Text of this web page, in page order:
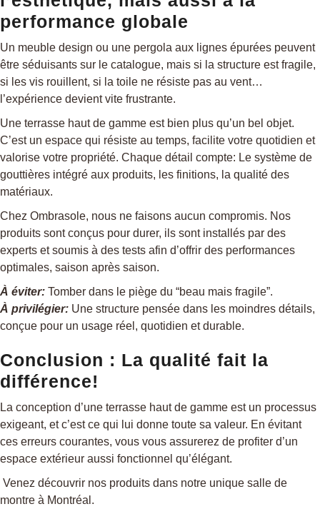
performance globale
Un meuble design ou une pergola aux lignes épurées peuvent
être séduisants sur le catalogue, mais si la structure est fragile,
si les vis rouillent, si la toile ne résiste pas au vent…
l’expérience devient vite frustrante.
Une terrasse haut de gamme est bien plus qu’un bel objet.
C’est un espace qui résiste au temps, facilite votre quotidien et
valorise votre propriété. Chaque détail compte: Le système de
gouttières intégré aux produits, les finitions, la qualité des
matériaux.
Chez Ombrasole, nous ne faisons aucun compromis. Nos
produits sont conçus pour durer, ils sont installés par des
experts et soumis à des tests afin d’offrir des performances
optimales, saison après saison.
À éviter: Tomber dans le piège du “beau mais fragile”.
À privilégier: Une structure pensée dans les moindres détails,
conçue pour un usage réel, quotidien et durable.
Conclusion : La qualité fait la
différence!
La conception d’une terrasse haut de gamme est un processus
exigeant, et c’est ce qui lui donne toute sa valeur. En évitant
ces erreurs courantes, vous vous assurerez de profiter d’un
espace extérieur aussi fonctionnel qu’élégant.
Venez découvrir nos produits dans notre unique salle de
montre à Montréal.